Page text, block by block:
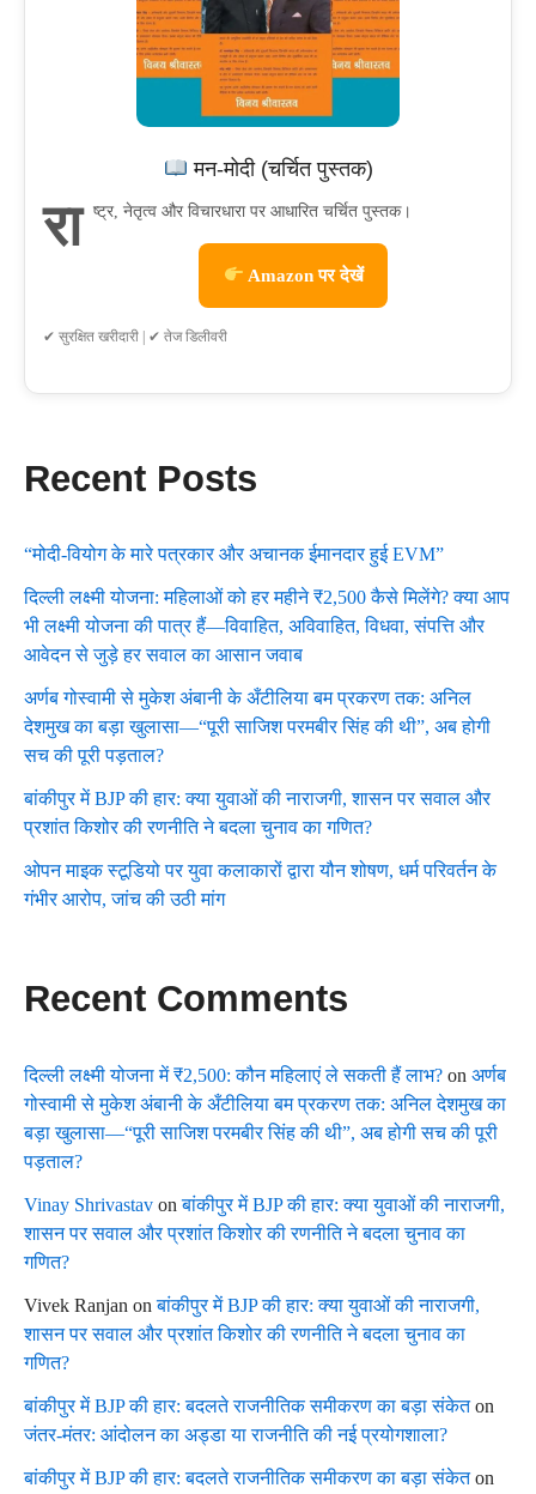
मन-मोदी (चर्चित पुस्तक)
रा ष्ट्र, नेतृत्व और विचारधारा पर आधारित चर्चित पुस्तक।
Amazon पर देखें
✔ सुरक्षित खरीदारी | ✔ तेज डिलीवरी
Recent Posts
“मोदी-वियोग के मारे पत्रकार और अचानक ईमानदार हुई EVM”
दिल्ली लक्ष्मी योजना: महिलाओं को हर महीने ₹2,500 कैसे मिलेंगे? क्या आप
भी लक्ष्मी योजना की पात्र हैं—विवाहित, अविवाहित, विधवा, संपत्ति और
आवेदन से जुड़े हर सवाल का आसान जवाब
अर्णब गोस्वामी से मुकेश अंबानी के अँटीलिया बम प्रकरण तक: अनिल
देशमुख का बड़ा खुलासा—“पूरी साजिश परमबीर सिंह की थी”, अब होगी
सच की पूरी पड़ताल?
बांकीपुर में BJP की हार: क्या युवाओं की नाराजगी, शासन पर सवाल और
प्रशांत किशोर की रणनीति ने बदला चुनाव का गणित?
ओपन माइक स्टूडियो पर युवा कलाकारों द्वारा यौन शोषण, धर्म परिवर्तन के
गंभीर आरोप, जांच की उठी मांग
Recent Comments
दिल्ली लक्ष्मी योजना में ₹2,500: कौन महिलाएं ले सकती हैं लाभ? on अर्णब
गोस्वामी से मुकेश अंबानी के अँटीलिया बम प्रकरण तक: अनिल देशमुख का
बड़ा खुलासा—“पूरी साजिश परमबीर सिंह की थी”, अब होगी सच की पूरी
पड़ताल?
Vinay Shrivastav onबांकीपुर में BJP की हार: क्या युवाओं की नाराजगी,
शासन पर सवाल और प्रशांत किशोर की रणनीति ने बदला चुनाव का
गणित?
Vivek Ranjan onबांकीपुर में BJP की हार: क्या युवाओं की नाराजगी,
शासन पर सवाल और प्रशांत किशोर की रणनीति ने बदला चुनाव का
गणित?
बांकीपुर में BJP की हार: बदलते राजनीतिक समीकरण का बड़ा संकेतon
जंतर-मंतर: आंदोलन का अड्डा या राजनीति की नई प्रयोगशाला?
बांकीपुर में BJP की हार: बदलते राजनीतिक समीकरण का बड़ा संकेतon